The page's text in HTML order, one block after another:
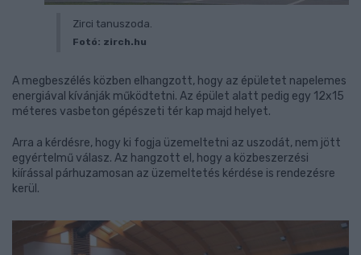
Zirci tanuszoda.
Fotó: zirch.hu
A megbeszélés közben elhangzott, hogy az épületet napelemes
energiával kívánják működtetni. Az épület alatt pedig egy 12x15
méteres vasbeton gépészeti tér kap majd helyet.
Arra a kérdésre, hogy ki fogja üzemeltetni az uszodát, nem jött
egyértelmű válasz. Az hangzott el, hogy a közbeszerzési
kiírással párhuzamosan az üzemeltetés kérdése is rendezésre
kerül.